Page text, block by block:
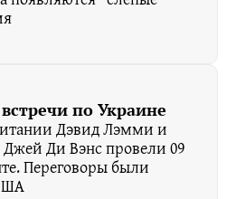
по Украине
Дэвид Лэмми и
Ди Вэнс провели 09
Переговоры были